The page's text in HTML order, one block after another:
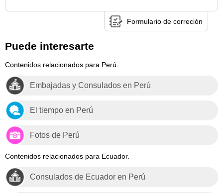
Formulario de correción
Puede interesarte
Contenidos relacionados para Perú.
Embajadas y Consulados en Perú
El tiempo en Perú
Fotos de Perú
Contenidos relacionados para Ecuador.
Consulados de Ecuador en Perú